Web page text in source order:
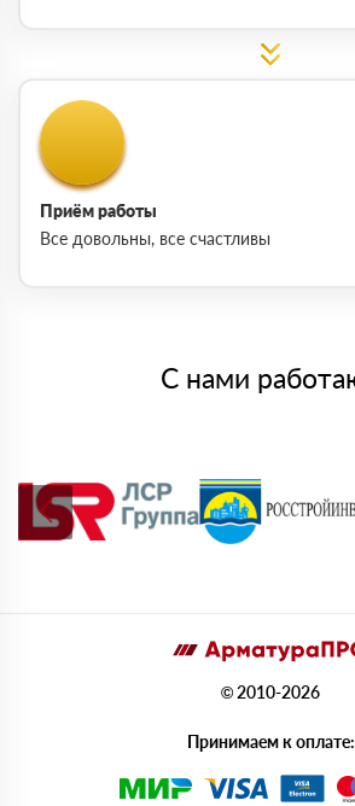
Приём работы
Все довольны, все счастливы
С нами
© 2010-2026
Принимаем к оплате: